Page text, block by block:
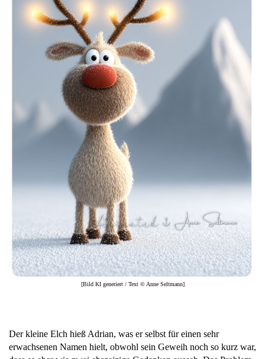
[Bild KI generiert / Text © Anne Seltmann]
Der kleine Elch hieß Adrian, was er selbst für einen sehr
erwachsenen Namen hielt, obwohl sein Geweih noch so kurz war,